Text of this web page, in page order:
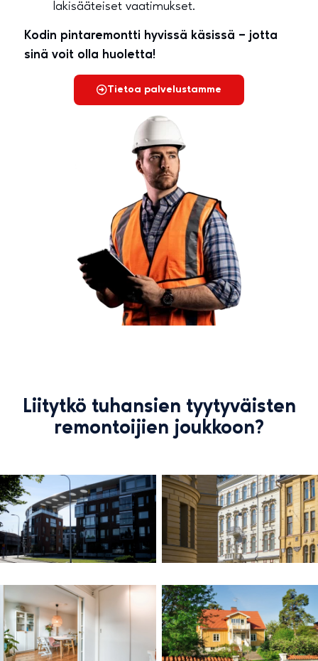
lakisääteiset vaatimukset.
Kodin pintaremontti hyvissä käsissä – jotta
sinä voit olla huoletta!
Tietoa palvelustamme
Liitytkö tuhansien tyytyväisten
remontoijien joukkoon?